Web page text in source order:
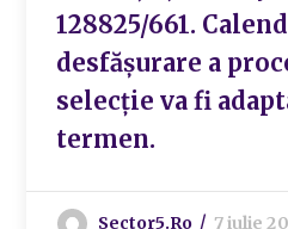
128825/661.
desfășurare a
selecție va fi
termen.
Sector5.ro 7 iulie